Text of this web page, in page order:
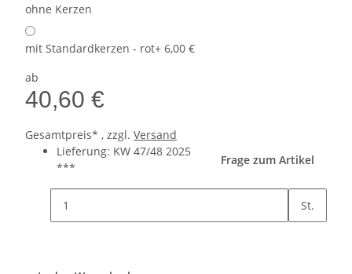
ohne Kerzen
mit Standardkerzen - rot+ 6,00 €
ab
40,60 €
Gesamtpreis* , zzgl. Versand
Lieferung: KW 47/48 2025
***
Frage zum Artikel
St.